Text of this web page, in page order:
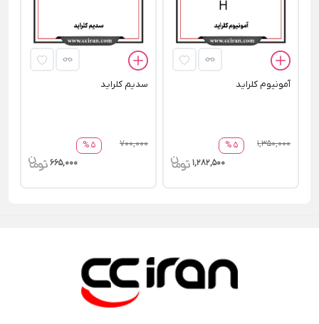
آمونیوم کلراید
5 %
1,350,000
1,282,500
سدیم کلراید
5 %
700,000
665,000